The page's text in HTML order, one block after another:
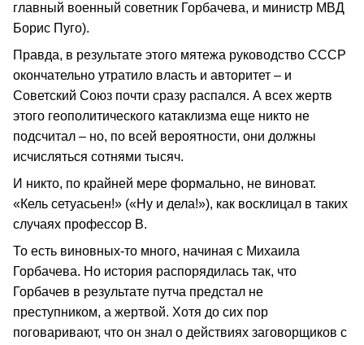
главный военный советник Горбачева, и министр МВД
Борис Пуго).
Правда, в результате этого мятежа руководство СССР
окончательно утратило власть и авторитет – и
Советский Союз почти сразу распался. А всех жертв
этого геополитического катаклизма еще никто не
подсчитал – но, по всей вероятности, они должны
исчисляться сотнями тысяч.
И никто, по крайней мере формально, не виноват.
«Кель сетуасьен!» («Ну и дела!»), как восклицал в таких
случаях профессор В.
То есть виновных-то много, начиная с Михаила
Горбачева. Но история распорядилась так, что
Горбачев в результате путча предстал не
преступником, а жертвой. Хотя до сих пор
поговаривают, что он знал о действиях заговорщиков с